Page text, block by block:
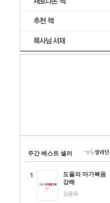
주간 베스트 셀러
도올의 마가복음
강해
김용옥